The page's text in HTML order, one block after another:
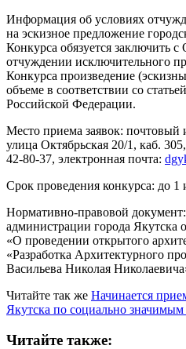
Информация об условиях
на эскизное предложение
Конкурса обязуется заключить
отчуждении исключительного
Конкурса произведение
объеме в соответствии со
Российской Федерации.
Место приема заявок: почтовый
улица Октябрьская 20/1, каб.
42-80-37, электронная почта:
Срок проведения конкурса: до 1
Нормативно-правовой
администрации города Якутска
«О проведении открытого
«Разработка Архитектурного
Васильева Николая
Читайте так же Начинается
Якутска по социально значимым
Читайте также: